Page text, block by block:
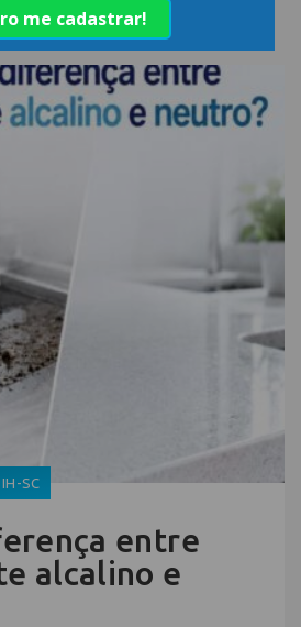
SC
entre
alcalino e